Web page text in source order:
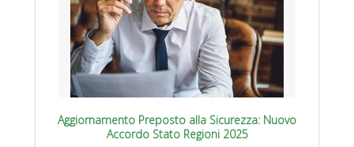
Aggiornamento Preposto alla Sicurezza: Nuovo
Accordo Stato Regioni 2025